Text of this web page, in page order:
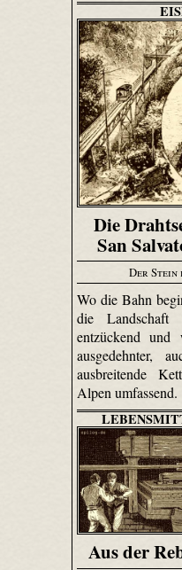
Die
San
Der Stein
Wo die Bahn
die
entzückend
ausgedehnter,
ausbreitende
Alpen umfassend.
Aus der